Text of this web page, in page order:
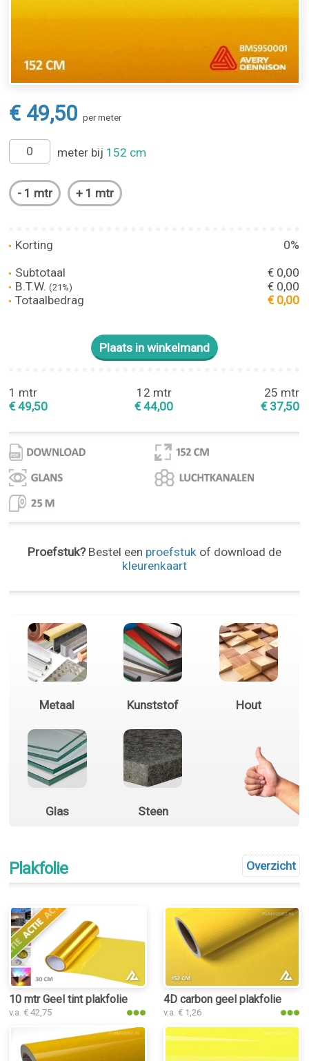
€ 49,50 per meter
meter bij 152 cm
Korting
0%
Subtotaal
€ 0,00
B.T.W.(21%)
€ 0,00
Totaalbedrag
€ 0,00
1 mtr
€ 49,50
12 mtr
€ 44,00
25 mtr
€ 37,50
Proefstuk?Bestel een proefstukof download de
kleurenkaart
Metaal Kunststof Hout
Glas Steen
Overzicht
Plakfolie
10 mtr Geel tint plakfolie
v.a. € 42,75
4D carbon geel plakfolie
v.a. € 1,26